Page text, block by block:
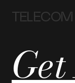
TELECOM